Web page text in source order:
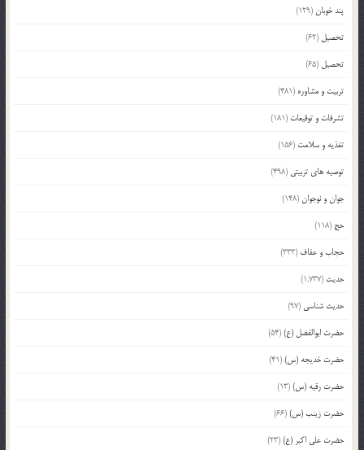
پند خوبان(129)
تحصیل (62)
تحصیل (65)
تربیت و مشاوره (481)
تشرفات و توقیعات (181)
تغذیه و سلامت (156)
توصیه های تربیتی (498)
جوان و نوجوان(148)
حج (118)
حجاب و عفاف (333)
حدیث (1,737)
حدیث شناسی (97)
حضرت ابوالفضل (ع)(54)
حضرت خدیجه (س)(41)
حضرت رقیه (س)(13)
حضرت زینب (س)(66)
حضرت علی اکبر (ع)(23)